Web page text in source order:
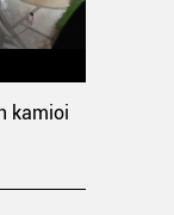
kamioi